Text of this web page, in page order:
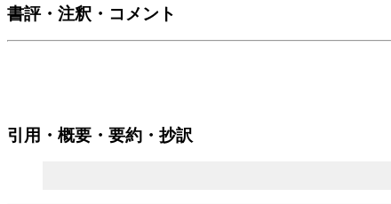
書評・注釈・コメント
引用・概要・要約・抄訳